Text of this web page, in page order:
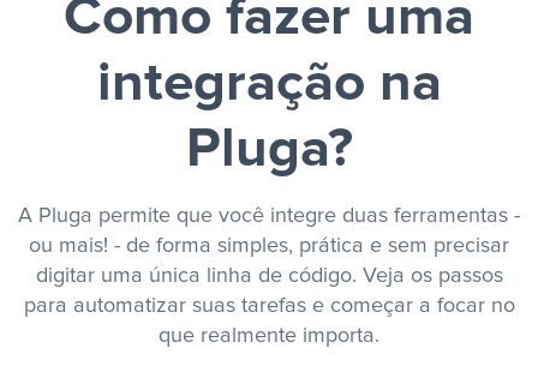
Como fazer uma
integração na
Pluga?
A Pluga permite que você integre duas ferramentas -
ou mais! - de forma simples, prática e sem precisar
digitar uma única linha de código. Veja os passos
para automatizar suas tarefas e começar a focar no
que realmente importa.